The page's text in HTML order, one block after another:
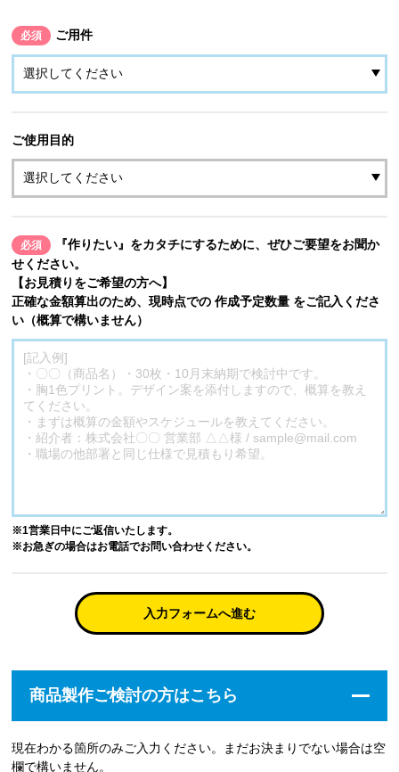
必須 ご用件
ご使用目的
必須
『作りたい』をカタチにするために、ぜひご要望をお聞か
せください。
【お見積りをご希望の方へ】
正確な金額算出のため、現時点での 作成予定数量 をご記入くださ
い（概算で構いません）
※1営業日中にご返信いたします。
※お急ぎの場合はお電話でお問い合わせください。
入力フォームへ進む
商品製作ご検討の方はこちら
現在わかる箇所のみご入力ください。まだお決まりでない場合は空
欄で構いません。